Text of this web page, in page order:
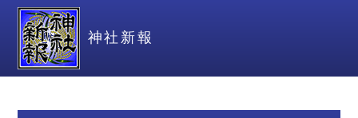
神社新報